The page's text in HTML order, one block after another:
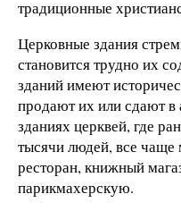
традиционные
Церковные здания
становится трудно их
зданий имеют
продают их или сдают в
зданиях церквей, где
тысячи людей, все
ресторан, книжный
парикмахерскую.